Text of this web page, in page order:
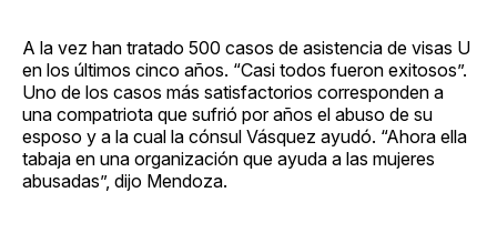
A la vez han tratado 500 casos de asistencia de visas U
en los últimos cinco años. “Casi todos fueron exitosos”.
Uno de los casos más satisfactorios corresponden a
una compatriota que sufrió por años el abuso de su
esposo y a la cual la cónsul Vásquez ayudó. “Ahora ella
tabaja en una organización que ayuda a las mujeres
abusadas”, dijo Mendoza.